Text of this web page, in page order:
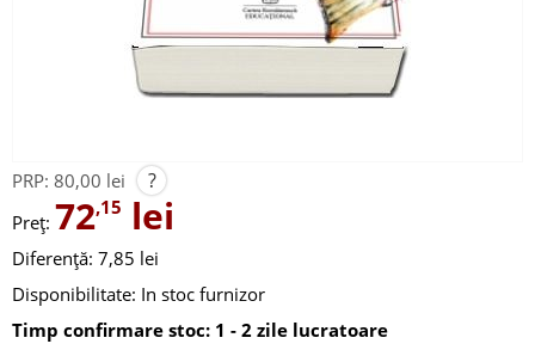
PRP: 80,00 lei ?
Preț: 72,15 lei
Diferență: 7,85 lei
Disponibilitate: In stoc furnizor
Timp confirmare stoc: 1 - 2 zile lucratoare